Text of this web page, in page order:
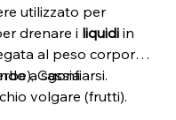
utilizzato per
drenare i liquidi in
al peso corporeo
a sgonfiarsi.
Cassia
volgare (frutti).